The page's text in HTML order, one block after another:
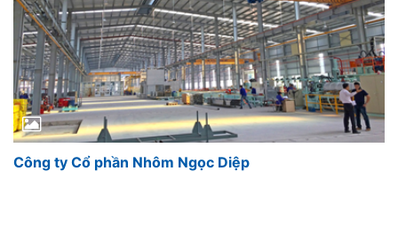
Công ty Cổ phần Nhôm Ngọc Diệp